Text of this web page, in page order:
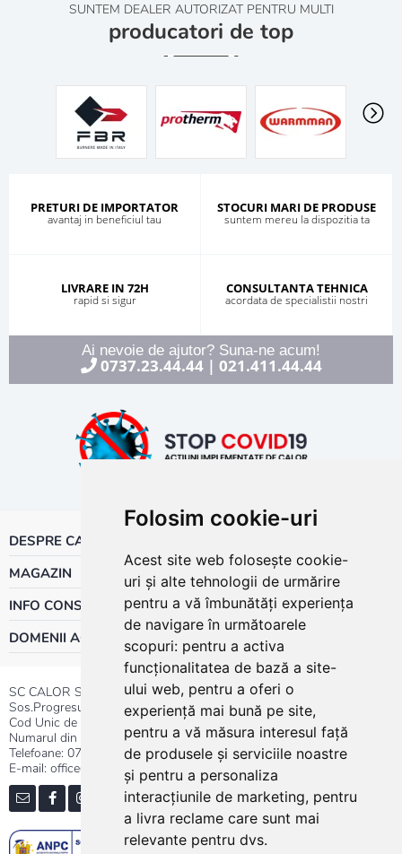
Folosim cookie-uri
Acest site web folosește cookie-
uri și alte tehnologii de urmărire
pentru a vă îmbunătăți experiența
de navigare în următoarele
scopuri: pentru a activa
funcționalitatea de bază a site-
ului web, pentru a oferi o
experiență mai bună pe site,
pentru a vă măsura interesul față
de produsele și serviciile noastre
și pentru a personaliza
interacțiunile de marketing, pentru
a livra reclame care sunt mai
relevante pentru dvs.
SUNTEM DEALER AUTORIZAT PENTRU MULTI
producatori de top
PRETURI DE IMPORTATOR
avantaj in beneficiul tau
STOCURI MARI DE PRODUSE
suntem mereu la dispozitia ta
LIVRARE IN 72H
rapid si sigur
CONSULTANTA TEHNICA
acordata de specialistii nostri
Ai nevoie de ajutor? Suna-ne acum!
0737.23.44.44| 021.411.44.44
DESPRE CALOR
MAGAZIN
INFO CONSUMATOR
DOMENII ACTIVITATE
SC CALOR SRL
Sos.Progresului nr.30-40, Sector 5, Bucuresti
Cod Unic de Inregistrare: RO 3004724
Numarul din Registrul Comertului:J40/13176/1991
Telefoane: 0737.23.44.44|021.411.44.44
E-mail: office@calor.ro